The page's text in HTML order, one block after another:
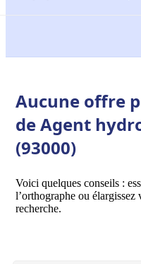
Aucune offre
de Agent
(93000)
Voici quelques conseils :
l’orthographe ou
recherche.